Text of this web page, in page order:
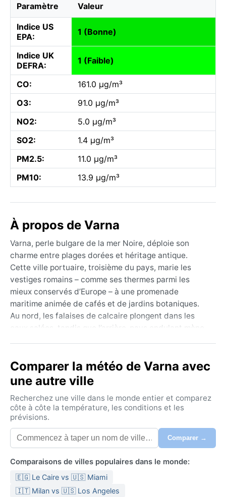
Paramètre Valeur
Indice US
EPA:
1 (Bonne)
Indice UK
DEFRA:
1 (Faible)
CO:
161.0 µg/m³
O3:
91.0 µg/m³
NO2:
5.0 µg/m³
SO2:
1.4 µg/m³
PM2.5:
11.0 µg/m³
PM10:
13.9 µg/m³
À propos de Varna
Varna, perle bulgare de la mer Noire, déploie son
charme entre plages dorées et héritage antique.
Cette ville portuaire, troisième du pays, marie les
vestiges romains – comme ses thermes parmi les
mieux conservés d’Europe – à une promenade
maritime animée de cafés et de jardins botaniques.
Au nord, les falaises de calcaire plongent dans les
eaux salées, tandis que l’arrière-pays ondulant mène
décontractée le long du littoral, où les voiliers
dansent avec le vent.
Sous la classification Köppen BSk (semi-aride froid),
Varna connaît un climat continental aux nuances
méditerranéennes. Les étés sont chauds et secs,
avec des moyennes autour de 24°C, mais des pics à
35°C possibles ; les hivers, eux, sont froids et plus
0°C. Les précipitations, modestes (environ 450 mm
par an), se concentrent surtout en novembre et avril.
L’humidité reste modérée, sauf près du littoral où la
Comparer la météo de Varna avec
une autre ville
Recherchez une ville dans le monde entier et comparez
côte à côte la température, les conditions et les
prévisions.
Comparer →
Comparaisons de villes populaires dans le monde:
🇪🇬 Le Caire vs 🇺🇸 Miami
🇮🇹 Milan vs 🇺🇸 Los Angeles